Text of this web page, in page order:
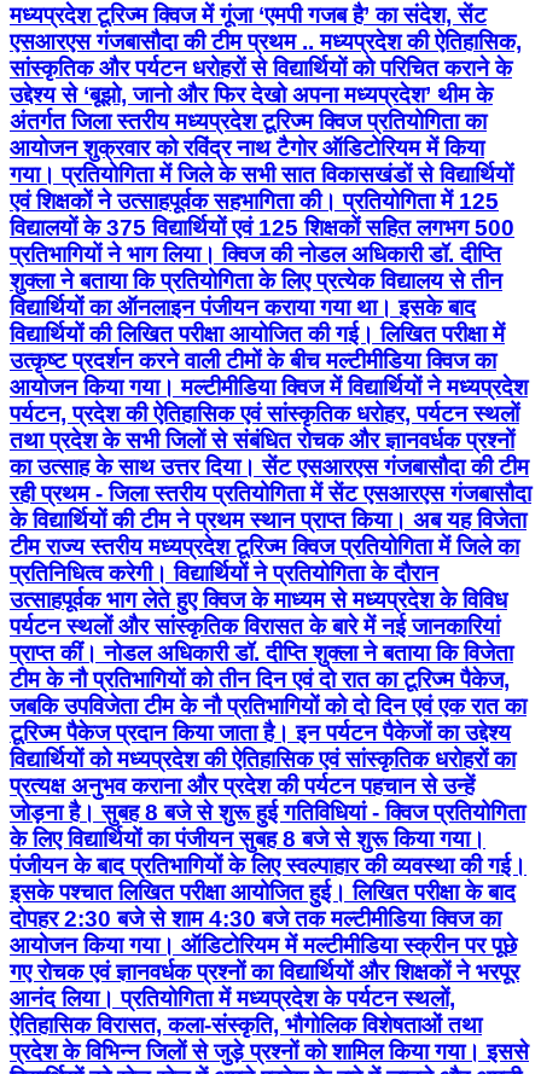
मध्यप्रदेश टूरिज्म क्विज में गूंजा ‘एमपी गजब है’ का संदेश, सेंट
एसआरएस गंजबासौदा की टीम प्रथम .. मध्यप्रदेश की ऐतिहासिक,
सांस्कृतिक और पर्यटन धरोहरों से विद्यार्थियों को परिचित कराने के
उद्देश्य से ‘बूझो, जानो और फिर देखो अपना मध्यप्रदेश’ थीम के
अंतर्गत जिला स्तरीय मध्यप्रदेश टूरिज्म क्विज प्रतियोगिता का
आयोजन शुक्रवार को रविंद्र नाथ टैगोर ऑडिटोरियम में किया
गया। प्रतियोगिता में जिले के सभी सात विकासखंडों से विद्यार्थियों
एवं शिक्षकों ने उत्साहपूर्वक सहभागिता की। प्रतियोगिता में 125
विद्यालयों के 375 विद्यार्थियों एवं 125 शिक्षकों सहित लगभग 500
प्रतिभागियों ने भाग लिया। क्विज की नोडल अधिकारी डॉ. दीप्ति
शुक्ला ने बताया कि प्रतियोगिता के लिए प्रत्येक विद्यालय से तीन
विद्यार्थियों का ऑनलाइन पंजीयन कराया गया था। इसके बाद
विद्यार्थियों की लिखित परीक्षा आयोजित की गई। लिखित परीक्षा में
उत्कृष्ट प्रदर्शन करने वाली टीमों के बीच मल्टीमीडिया क्विज का
आयोजन किया गया। मल्टीमीडिया क्विज में विद्यार्थियों ने मध्यप्रदेश
पर्यटन, प्रदेश की ऐतिहासिक एवं सांस्कृतिक धरोहर, पर्यटन स्थलों
तथा प्रदेश के सभी जिलों से संबंधित रोचक और ज्ञानवर्धक प्रश्नों
का उत्साह के साथ उत्तर दिया। सेंट एसआरएस गंजबासौदा की टीम
रही प्रथम - जिला स्तरीय प्रतियोगिता में सेंट एसआरएस गंजबासौदा
के विद्यार्थियों की टीम ने प्रथम स्थान प्राप्त किया। अब यह विजेता
टीम राज्य स्तरीय मध्यप्रदेश टूरिज्म क्विज प्रतियोगिता में जिले का
प्रतिनिधित्व करेगी। विद्यार्थियों ने प्रतियोगिता के दौरान
उत्साहपूर्वक भाग लेते हुए क्विज के माध्यम से मध्यप्रदेश के विविध
पर्यटन स्थलों और सांस्कृतिक विरासत के बारे में नई जानकारियां
प्राप्त कीं। नोडल अधिकारी डॉ. दीप्ति शुक्ला ने बताया कि विजेता
टीम के नौ प्रतिभागियों को तीन दिन एवं दो रात का टूरिज्म पैकेज,
जबकि उपविजेता टीम के नौ प्रतिभागियों को दो दिन एवं एक रात का
टूरिज्म पैकेज प्रदान किया जाता है। इन पर्यटन पैकेजों का उद्देश्य
विद्यार्थियों को मध्यप्रदेश की ऐतिहासिक एवं सांस्कृतिक धरोहरों का
प्रत्यक्ष अनुभव कराना और प्रदेश की पर्यटन पहचान से उन्हें
जोड़ना है। सुबह 8 बजे से शुरू हुई गतिविधियां - क्विज प्रतियोगिता
के लिए विद्यार्थियों का पंजीयन सुबह 8 बजे से शुरू किया गया।
पंजीयन के बाद प्रतिभागियों के लिए स्वल्पाहार की व्यवस्था की गई।
इसके पश्चात लिखित परीक्षा आयोजित हुई। लिखित परीक्षा के बाद
दोपहर 2:30 बजे से शाम 4:30 बजे तक मल्टीमीडिया क्विज का
आयोजन किया गया। ऑडिटोरियम में मल्टीमीडिया स्क्रीन पर पूछे
गए रोचक एवं ज्ञानवर्धक प्रश्नों का विद्यार्थियों और शिक्षकों ने भरपूर
आनंद लिया। प्रतियोगिता में मध्यप्रदेश के पर्यटन स्थलों,
ऐतिहासिक विरासत, कला-संस्कृति, भौगोलिक विशेषताओं तथा
प्रदेश के विभिन्न जिलों से जुड़े प्रश्नों को शामिल किया गया। इससे